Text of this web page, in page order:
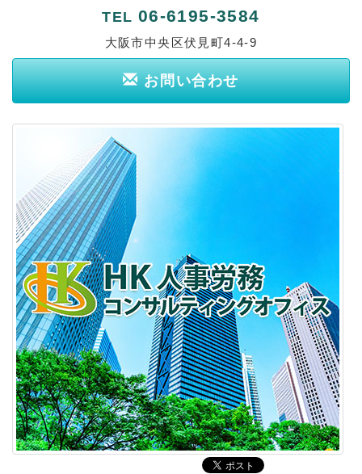
TEL 06-6195-3584
大阪市中央区伏見町4-4-9
お問い合わせ